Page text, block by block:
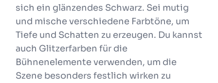
sich ein glänzendes Schwarz. Sei mutig
und mische verschiedene Farbtöne, um
Tiefe und Schatten zu erzeugen. Du kannst
auch Glitzerfarben für die
Bühnenelemente verwenden, um die
Szene besonders festlich wirken zu